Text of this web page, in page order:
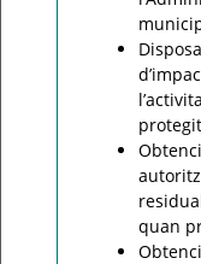
quan